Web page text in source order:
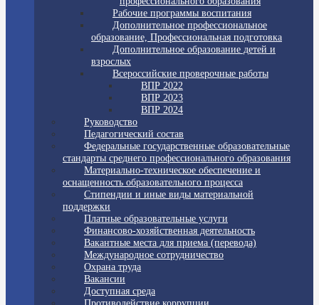
Рабочие программы воспитания
Дополнительное профессиональное
образование, Профессиональная подготовка
Дополнительное образование детей и
взрослых
Всероссийские проверочные работы
ВПР 2022
ВПР 2023
ВПР 2024
Руководство
Педагогический состав
Федеральные государственные образовательные
стандарты среднего профессионального образования
Материально-техническое обеспечение и
оснащенность образовательного процесса
Стипендии и иные виды материальной
поддержки
Платные образовательные услуги
Финансово-хозяйственная деятельность
Вакантные места для приема (перевода)
Международное сотрудничество
Охрана труда
Вакансии
Доступная среда